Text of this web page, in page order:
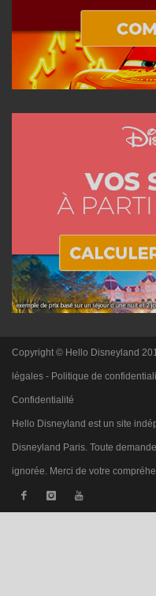
Copyright © Hello Disneyland
légales - Politique de
Confidentialité
Hello Disneyland est un site
Disneyland Paris. Toute
ignorée. Merci de votre